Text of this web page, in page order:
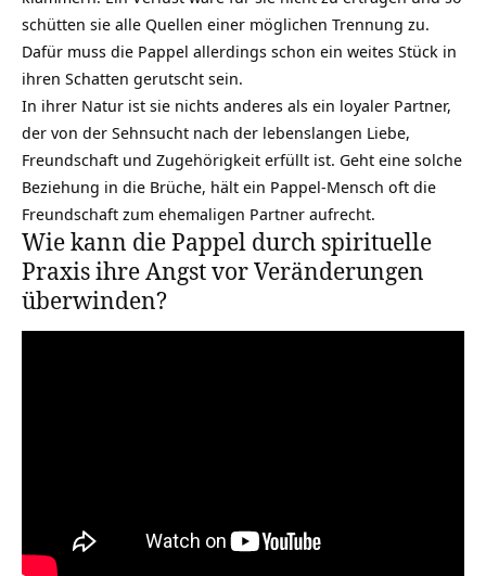
schütten sie alle Quellen einer möglichen Trennung zu.
Dafür muss die Pappel allerdings schon ein weites Stück in
ihren Schatten gerutscht sein.
In ihrer Natur ist sie nichts anderes als ein loyaler Partner,
der von der Sehnsucht nach der lebenslangen Liebe,
Freundschaft und Zugehörigkeit erfüllt ist. Geht eine solche
Beziehung in die Brüche, hält ein Pappel-Mensch oft die
Freundschaft zum ehemaligen Partner aufrecht.
Wie kann die Pappel durch spirituelle
Praxis ihre Angst vor Veränderungen
überwinden?